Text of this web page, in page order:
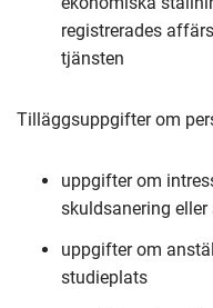
registrerades
tjänsten
Tilläggsuppgifter om
uppgifter om
skuldsanering
uppgifter om
studieplats